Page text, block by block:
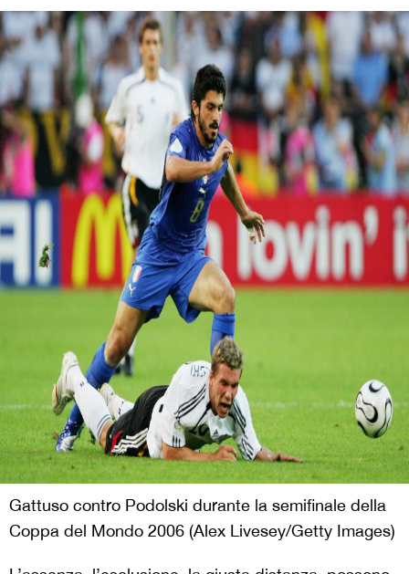
Gattuso contro Podolski durante la semifinale della
Coppa del Mondo 2006 (Alex Livesey/Getty Images)